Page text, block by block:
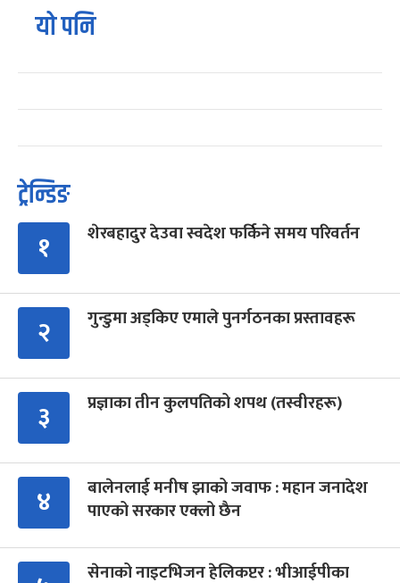
यो पनि
ट्रेन्डिङ
१ शेरबहादुर देउवा स्वदेश फर्किने समय परिवर्तन
२ गुन्डुमा अड्किए एमाले पुनर्गठनका प्रस्तावहरू
३ प्रज्ञाका तीन कुलपतिको शपथ (तस्वीरहरू)
४
बालेनलाई मनीष झाको जवाफ : महान जनादेश
पाएको सरकार एक्लो छैन
सेनाको नाइटभिजन हेलिकप्टर : भीआईपीका